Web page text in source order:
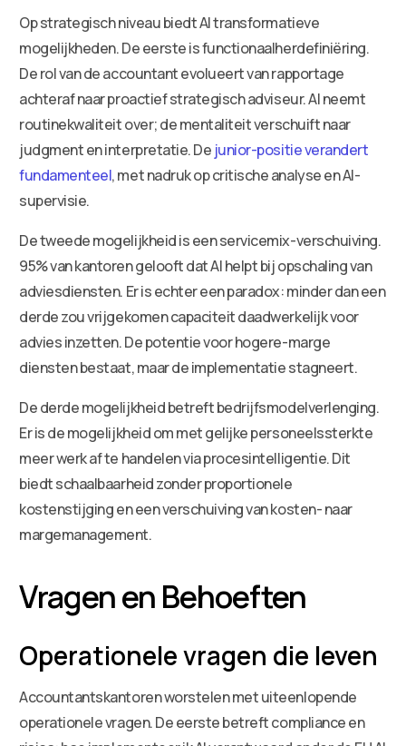
Op strategisch niveau biedt AI transformatieve
mogelijkheden. De eerste is functionaalherdefiniëring.
De rol van de accountant evolueert van rapportage
achteraf naar proactief strategisch adviseur. AI neemt
routinekwaliteit over; de mentaliteit verschuift naar
judgment en interpretatie. De junior-positie verandert
fundamenteel, met nadruk op critische analyse en AI-
supervisie.
De tweede mogelijkheid is een servicemix-verschuiving.
95% van kantoren gelooft dat AI helpt bij opschaling van
adviesdiensten. Er is echter een paradox: minder dan een
derde zou vrijgekomen capaciteit daadwerkelijk voor
advies inzetten. De potentie voor hogere-marge
diensten bestaat, maar de implementatie stagneert.
De derde mogelijkheid betreft bedrijfsmodelverlenging.
Er is de mogelijkheid om met gelijke personeelssterkte
meer werk af te handelen via procesintelligentie. Dit
biedt schaalbaarheid zonder proportionele
kostenstijging en een verschuiving van kosten- naar
margemanagement.
Vragen en Behoeften
Operationele vragen die leven
Accountantskantoren worstelen met uiteenlopende
operationele vragen. De eerste betreft compliance en